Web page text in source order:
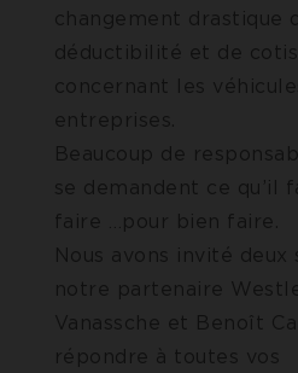
changement drastique
déductibilité et de
concernant les
entreprises.
Beaucoup de
se demandent ce qu’il
faire …pour bien faire.
Nous avons invité deux
notre partenaire
Vanassche et Benoît
répondre à toutes vos